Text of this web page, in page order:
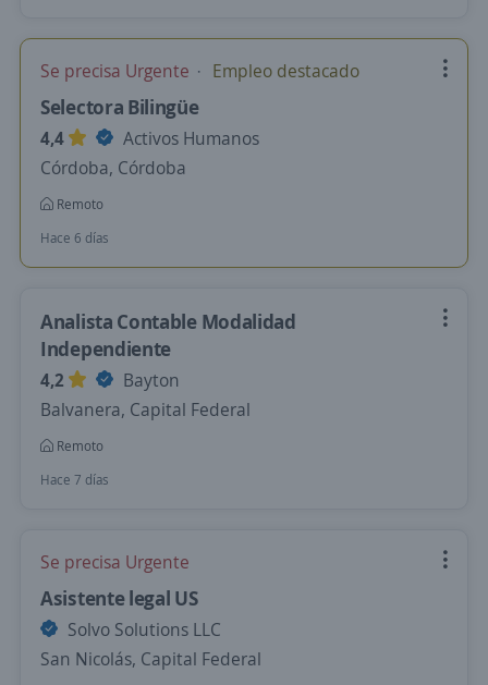
Se precisa Urgente Empleo destacado
Selectora Bilingüe
4,4
Activos Humanos
Córdoba, Córdoba
Remoto
Hace 6 días
Analista Contable Modalidad
Independiente
4,2
Bayton
Balvanera, Capital Federal
Remoto
Hace 7 días
Se precisa Urgente
Asistente legal US
Solvo Solutions LLC
San Nicolás, Capital Federal